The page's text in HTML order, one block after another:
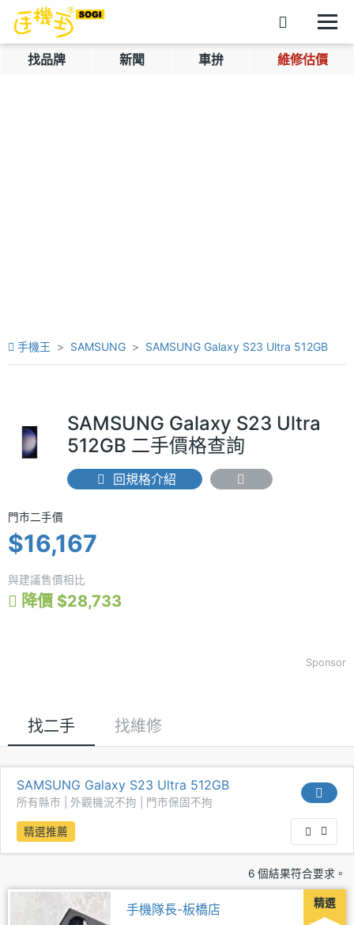
找品牌 新聞 車拚 維修估價
手機王 SAMSUNG SAMSUNG Galaxy S23 Ultra 512GB
SAMSUNG Galaxy S23 Ultra
512GB 二手價格查詢
回規格介紹
門市二手價 $16,167
門市二手價
$16,167
與建議售價相比
降價 $28,733
Sponsor
找二手 找維修
SAMSUNG Galaxy S23 Ultra 512GB
所有縣市 | 外觀機況不拘 | 門市保固不拘
精選推薦
6 個結果符合要求。
精選
手機隊長-板橋店